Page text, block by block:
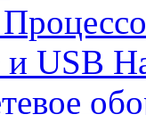
и USB